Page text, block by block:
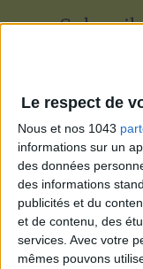
Le respect de
Nous et nos 1043
informations sur un
des données
des informations
publicités et du
et de contenu, des
services. Avec votre
mêmes pouvons